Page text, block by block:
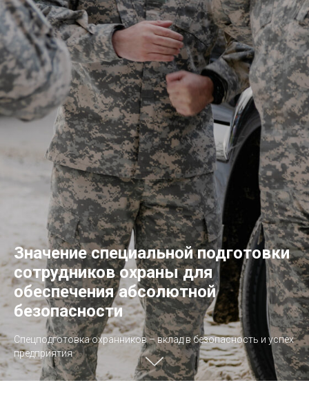
Значение специальной подготовки
сотрудников охраны для
обеспечения абсолютной
безопасности
Спецподготовка охранников – вклад в безопасность и успех
предприятия